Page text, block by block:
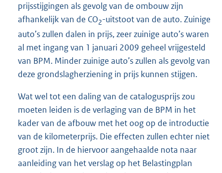
prijsstijgingen als gevolg van de ombouw zijn
afhankelijk van de CO2-uitstoot van de auto. Zuinige
auto’s zullen dalen in prijs, zeer zuinige auto’s waren
al met ingang van 1 januari 2009 geheel vrijgesteld
van BPM. Minder zuinige auto’s zullen als gevolg van
deze grondslagherziening in prijs kunnen stijgen.
Wat wel tot een daling van de catalogusprijs zou
moeten leiden is de verlaging van de BPM in het
kader van de afbouw met het oog op de introductie
van de kilometerprijs. Die effecten zullen echter niet
groot zijn. In de hiervoor aangehaalde nota naar
aanleiding van het verslag op het Belastingplan